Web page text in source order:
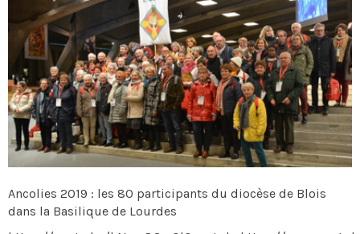
Ancolies 2019 : les 80 participants du diocèse de Blois
dans la Basilique de Lourdes